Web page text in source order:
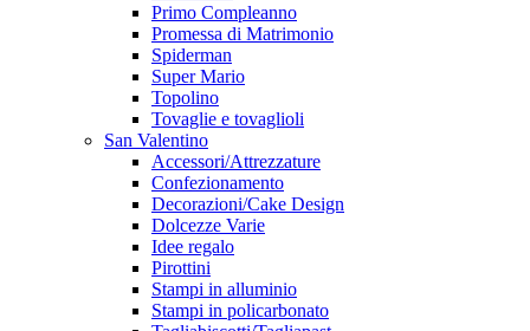
Primo Compleanno
Promessa di Matrimonio
Spiderman
Super Mario
Topolino
Tovaglie e tovaglioli
San Valentino
Accessori/Attrezzature
Confezionamento
Decorazioni/Cake Design
Dolcezze Varie
Idee regalo
Pirottini
Stampi in alluminio
Stampi in policarbonato